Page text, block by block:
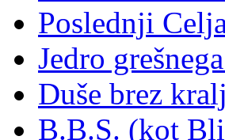
Poslednji
Jedro
Duše brez
B.B.S. (kot